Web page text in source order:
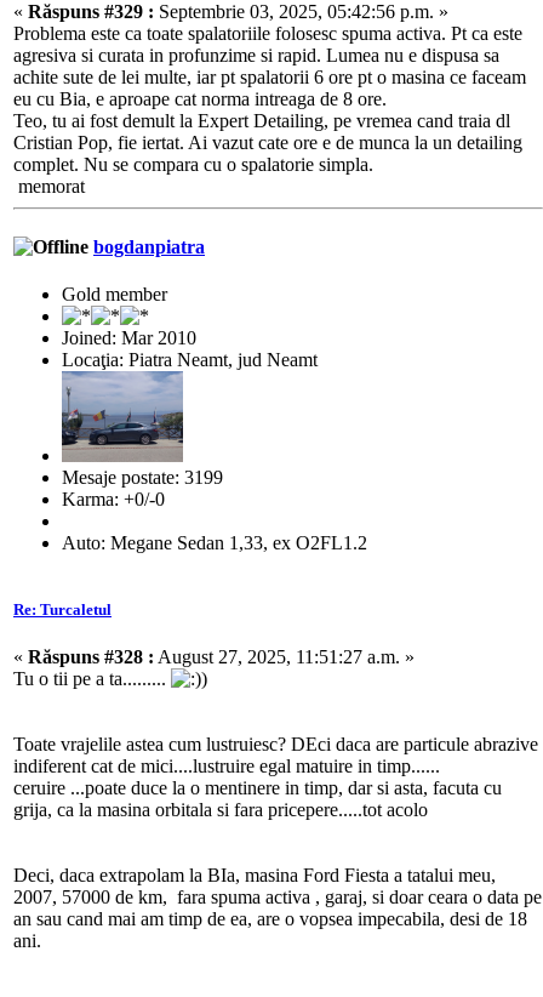
« Răspuns #329 : Septembrie 03, 2025, 05:42:56 p.m. »
Problema este ca toate spalatoriile folosesc spuma activa. Pt ca este
agresiva si curata in profunzime si rapid. Lumea nu e dispusa sa
achite sute de lei multe, iar pt spalatorii 6 ore pt o masina ce faceam
eu cu Bia, e aproape cat norma intreaga de 8 ore.
Teo, tu ai fost demult la Expert Detailing, pe vremea cand traia dl
Cristian Pop, fie iertat. Ai vazut cate ore e de munca la un detailing
complet. Nu se compara cu o spalatorie simpla.
memorat
bogdanpiatra
Gold member
Joined: Mar 2010
Locaţia: Piatra Neamt, jud Neamt
Mesaje postate: 3199
Karma: +0/-0
Auto: Megane Sedan 1,33, ex O2FL1.2
Re: Turcaletul
« Răspuns #328 : August 27, 2025, 11:51:27 a.m. »
Tu o tii pe a ta.........
)
Toate vrajelile astea cum lustruiesc? DEci daca are particule abrazive
indiferent cat de mici....lustruire egal matuire in timp......
ceruire ...poate duce la o mentinere in timp, dar si asta, facuta cu
grija, ca la masina orbitala si fara pricepere.....tot acolo
Deci, daca extrapolam la BIa, masina Ford Fiesta a tatalui meu,
2007, 57000 de km, fara spuma activa , garaj, si doar ceara o data pe
an sau cand mai am timp de ea, are o vopsea impecabila, desi de 18
ani.